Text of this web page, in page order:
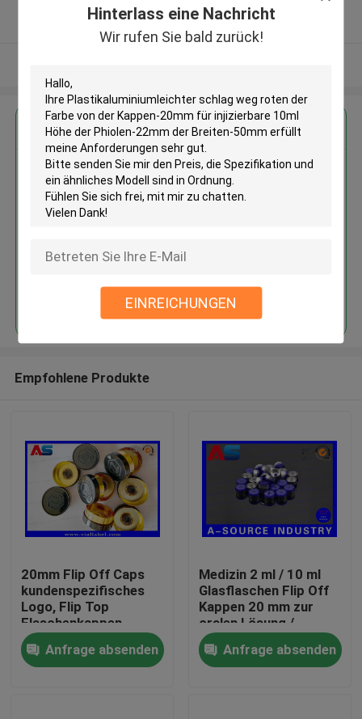
Hinterlass eine Nachricht
Wir rufen Sie bald zurück!
EINREICHUNGEN
Haus
Produkte
Überprüfter Lieferant
Erhalten Sie den besten Preis für
Plastikaluminiumleichter schlag
weg roten der Farbe von der
der Breiten-50mm
Fortsetzen
Empfohlene Produkte
20mm Flip Off Caps
kundenspezifisches
Logo, Flip Top
Flaschenkappen
eingraviert
kundenspezifisches
Logo MOQ 30000pcs
Anfrage absenden
Medizin 2 ml / 10 ml
Glasflaschen Flip Off
Kappen 20 mm zur
oralen Lösung /
Infusion winzige
Glasflasche
Anfrage absenden